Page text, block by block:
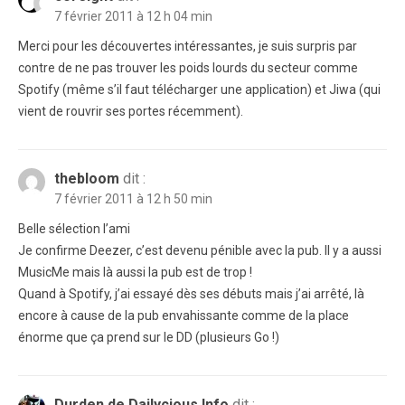
7 février 2011 à 12 h 04 min
Merci pour les découvertes intéressantes, je suis surpris par
contre de ne pas trouver les poids lourds du secteur comme
Spotify (même s’il faut télécharger une application) et Jiwa (qui
vient de rouvrir ses portes récemment).
thebloom dit :
7 février 2011 à 12 h 50 min
Belle sélection l’ami
Je confirme Deezer, c’est devenu pénible avec la pub. Il y a aussi
MusicMe mais là aussi la pub est de trop !
Quand à Spotify, j’ai essayé dès ses débuts mais j’ai arrêté, là
encore à cause de la pub envahissante comme de la place
énorme que ça prend sur le DD (plusieurs Go !)